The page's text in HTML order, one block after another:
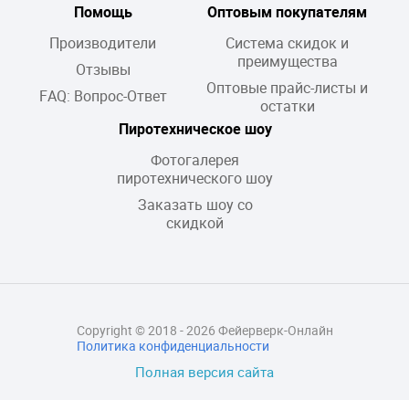
Помощь
Производители
Отзывы
FAQ: Вопрос-Ответ
Оптовым покупателям
Система скидок и
преимущества
Оптовые прайс-листы и
остатки
Пиротехническое шоу
Фотогалерея
пиротехнического шоу
Заказать шоу со
скидкой
Полная версия сайта
Copyright © 2018 - 2026 Фейерверк-Онлайн
Политика конфиденциальности